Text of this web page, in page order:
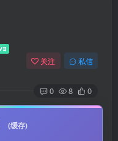
关注 私信
0 8 0
(缓存)